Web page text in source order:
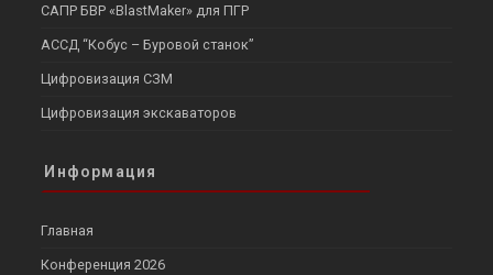
САПР БВР «BlastMaker» для ПГР
АССД “Кобус – Буровой станок”
Цифровизация СЗМ
Цифровизация экскаваторов
Информация
Главная
Конференция 2026